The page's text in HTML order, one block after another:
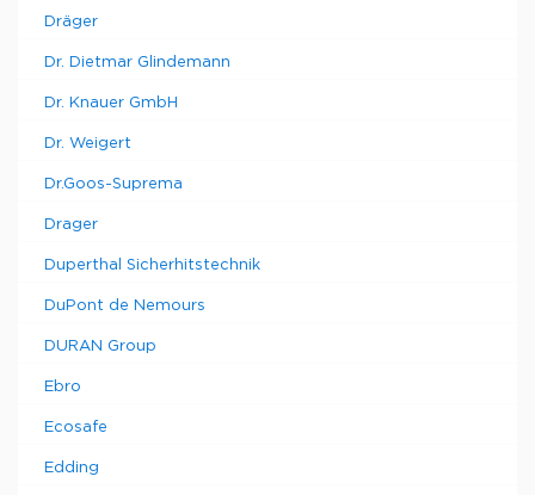
Dräger
Dr. Dietmar Glindemann
Dr. Knauer GmbH
Dr. Weigert
Dr.Goos-Suprema
Drager
Duperthal Sicherhitstechnik
DuPont de Nemours
DURAN Group
Ebro
Ecosafe
Edding